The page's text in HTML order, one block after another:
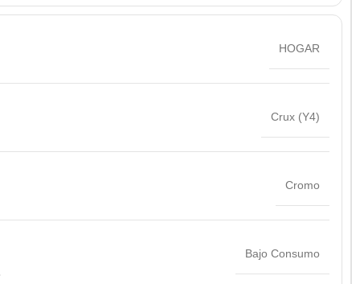
HOGAR
Crux (Y4)
Cromo
Bajo Consumo